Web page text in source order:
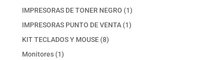
productos
IMPRESORAS DE TONER NEGRO 11
producto
IMPRESORAS PUNTO DE VENTA 11
KIT TECLADOS Y MOUSE 88
Monitores 11